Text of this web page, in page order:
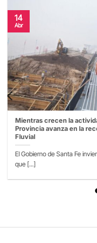
Mientras crecen la
Provincia avanza en la
Fluvial
El Gobierno de Santa Fe
que [...]
14
Abr